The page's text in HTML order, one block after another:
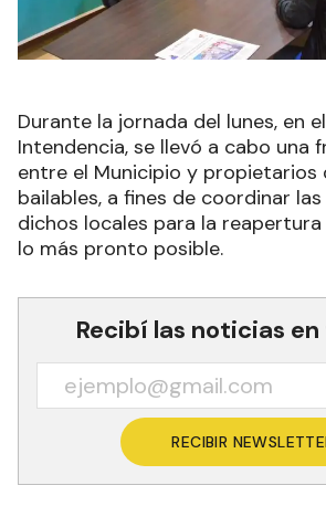
Durante la jornada del lunes, en
Intendencia, se llevó a cabo una
entre el Municipio y propietarios
bailables, a fines de coordinar
dichos locales para la
lo más pronto posible.
Recibí las noticias
RECIBIR